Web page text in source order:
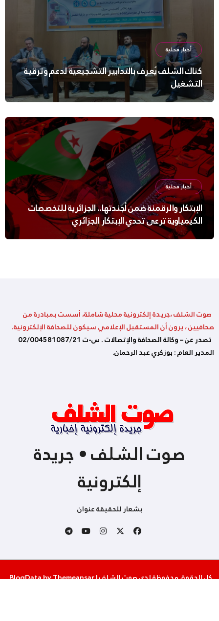
أخبار محلية
كناك الشلف يُعرف بالتدابير التشجيعية لدعم وترقية
التشغيل
أخبار محلية
الإبتكار والرقمنة ضمن أجندتها.. الجزائرية للتخصصات
الكيمياوية ترعى تحدي الإبتكار الجزائري
صوت الشلف ،جريدة إلكترونية محلية شاملة، أسست بمبادرة من
صحافيين ، يرون أن المستقبل الإعلامي سيكون للصحافة الإلكترونية.
تصدر عن – وكالة الصحافة والإتصالات . س-ت 02/004581087/21
المدير العام : بوزكري عبد الرحمان.
صوت الشلف • جريدة
إلكترونية
بشعار للحقيقة عنوان
كل الحقوق محفوظة لدى صوت الشلف|
BlogDatabyThemeansar
.